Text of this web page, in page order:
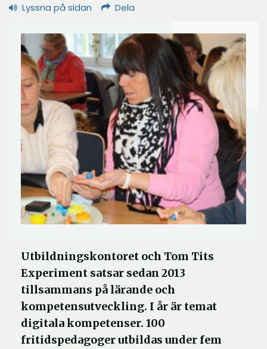
Lyssna på sidan Dela
Utbildningskontoret och Tom Tits
Experiment satsar sedan 2013
tillsammans på lärande och
kompetensutveckling. I år är temat
digitala kompetenser. 100
fritidspedagoger utbildas under fem